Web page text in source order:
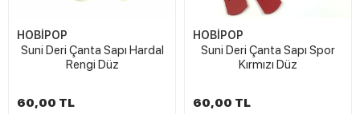
HOBİPOP
Suni Deri Çanta Sapı Hardal
Rengi Düz
60,00 TL
HOBİPOP
Suni Deri Çanta Sapı Spor
Kırmızı Düz
60,00 TL